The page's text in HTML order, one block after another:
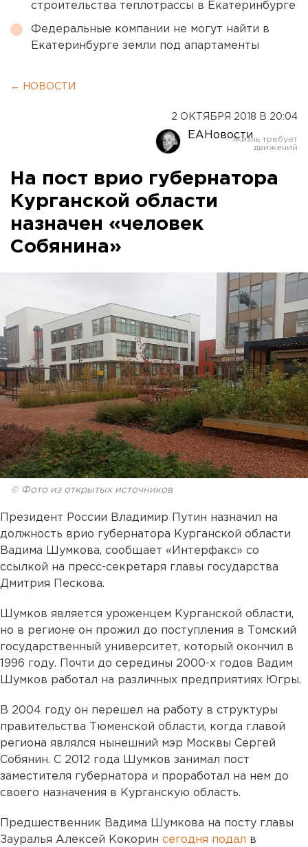
строительства теплотрассы в Екатеринбурге
Федеральные компании не могут найти в
Екатеринбурге земли под апартаменты
← НОВОСТИ
2 ОКТЯБРЯ 2018 В 20:04
ЕАНовости
На пост врио губернатора
Курганской области
назначен «человек
Собянина»
© Фото из открытых источников
Президент России Владимир Путин назначил на
должность врио губернатора Курганской области
Вадима Шумкова, сообщает «Интерфакс» со
ссылкой на пресс-секретаря главы государства
Дмитрия Пескова.
Шумков является уроженцем Курганской области,
но в регионе он прожил до поступления в Томский
государственный университет, который окончил в
1996 году. Почти до середины 2000-х годов Вадим
Шумков работал на различных предприятиях Югры.
В 2004 году он перешел на работу в структуры
правительства Тюменской области, когда главой
региона являлся нынешний мэр Москвы Сергей
Собянин. С 2012 года Шумков занимал пост
заместителя губернатора и проработал на нем до
своего назначения в Курганскую область.
Предшественник Вадима Шумкова на посту главы
Зауралья Алексей Кокорин сегодня подал в